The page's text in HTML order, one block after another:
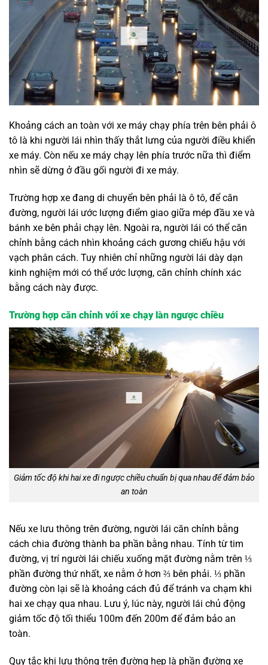
Khoảng cách an toàn với xe máy chạy phía trên bên phải ô
tô là khi người lái nhìn thấy thắt lưng của người điều khiển
xe máy. Còn nếu xe máy chạy lên phía trước nữa thì điểm
nhìn sẽ dừng ở đầu gối người đi xe máy.
Trường hợp xe đang di chuyển bên phải là ô tô, để căn
đường, người lái ước lượng điểm giao giữa mép đầu xe và
bánh xe bên phải chạy lên. Ngoài ra, người lái có thể căn
chỉnh bằng cách nhìn khoảng cách gương chiếu hậu với
vạch phân cách. Tuy nhiên chỉ những người lái dày dạn
kinh nghiệm mới có thể ước lượng, căn chỉnh chính xác
bằng cách này được.
Trường hợp căn chỉnh với xe chạy làn ngược chiều
Giảm tốc độ khi hai xe đi ngược chiều chuẩn bị qua nhau để đảm bảo
an toàn
Nếu xe lưu thông trên đường, người lái căn chỉnh bằng
cách chia đường thành ba phần bằng nhau. Tính từ tim
đường, vị trí người lái chiếu xuống mặt đường nằm trên ⅓
phần đường thứ nhất, xe nằm ở hơn ⅔ bên phải. ⅓ phần
đường còn lại sẽ là khoảng cách đủ để tránh va chạm khi
hai xe chạy qua nhau. Lưu ý, lúc này, người lái chủ động
giảm tốc độ tối thiểu 100m đến 200m để đảm bảo an
toàn.
Quy tắc khi lưu thông trên đường hẹp là phần đường xe